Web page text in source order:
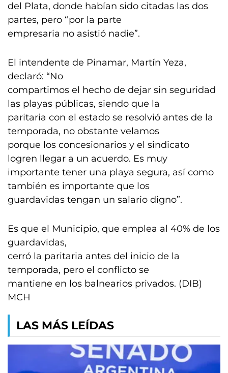
del Plata, donde habían sido citadas las dos
partes, pero “por la parte
empresaria no asistió nadie”.
El intendente de Pinamar, Martín Yeza,
declaró: “No
compartimos el hecho de dejar sin seguridad
las playas públicas, siendo que la
paritaria con el estado se resolvió antes de la
temporada, no obstante velamos
porque los concesionarios y el sindicato
logren llegar a un acuerdo. Es muy
importante tener una playa segura, así como
también es importante que los
guardavidas tengan un salario digno”.
Es que el Municipio, que emplea al 40% de los
guardavidas,
cerró la paritaria antes del inicio de la
temporada, pero el conflicto se
mantiene en los balnearios privados. (DIB)
MCH
LAS MÁS LEÍDAS